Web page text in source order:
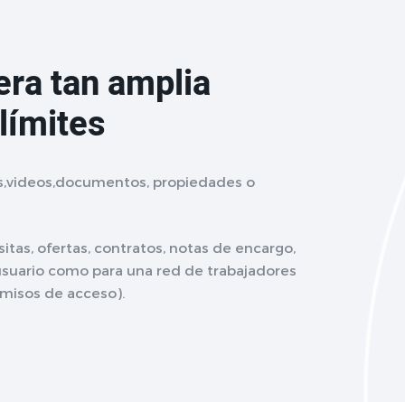
tan amplia
propiedades o
ofertas, contratos, notas de encargo,
como para una red de trabajadores
de acceso).